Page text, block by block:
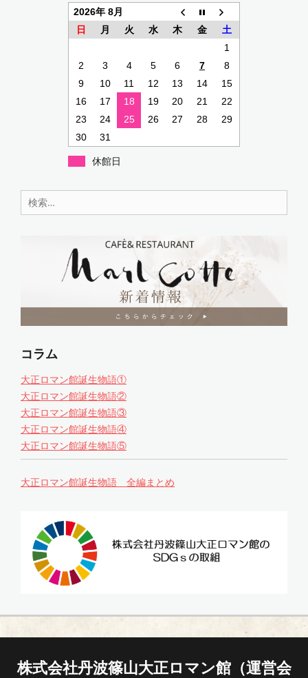
2026年 8月
日
月 火 水 木 金
土
1
2
3 4 5 6 7
8
9
10 11 12 13 14
15
16
17 18 19 20 21
22
23
24 25 26 27 28
29
30
31
休館日
検
索:
コラム
大正ロマン館誕生物語①
大正ロマン館誕生物語②
大正ロマン館誕生物語③
大正ロマン館誕生物語④
大正ロマン館誕生物語⑤
大正ロマン館誕生物語 全編まとめ
株式会社丹波篠山大正ロマン館（運営会